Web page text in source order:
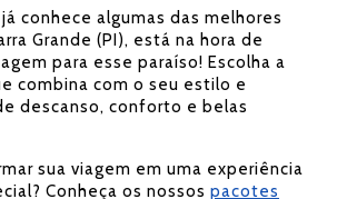
conhece algumas das melhores
Grande (PI), está na hora de
para esse paraíso! Escolha a
combina com o seu estilo e
descanso, conforto e belas
sua viagem em uma experiência
Conheça os nossos pacotes